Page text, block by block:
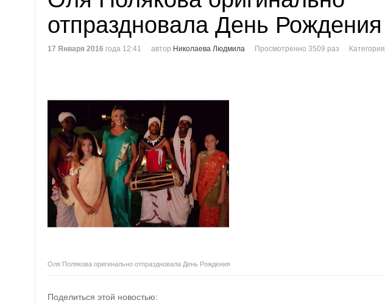
отпраздновала День Рождения
17 Января 2016 года 12:41 автор Николаева Людмила Просмотренно 3509 раз Категория
Оля Полякова оригинально отпраздновала День Рождения
Поделиться этой новостью: